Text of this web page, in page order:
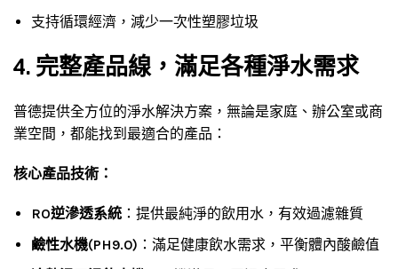
支持循環經濟，減少一次性塑膠垃圾
4. 完整產品線，滿足各種淨水需求
普德提供全方位的淨水解決方案，無論是家庭、辦公室或商
業空間，都能找到最適合的產品：
核心產品技術：
RO逆滲透系統 ：提供最純淨的飲用水，有效過濾雜質
鹼性水機(PH9.0) ：滿足健康飲水需求，平衡體內酸鹼值